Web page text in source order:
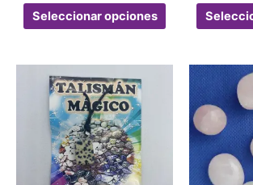
Seleccionar opciones
de